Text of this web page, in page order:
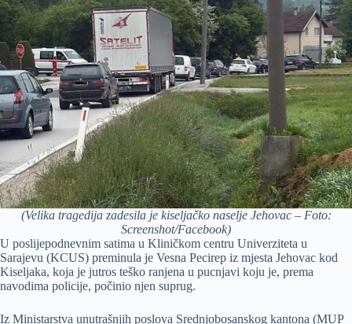
(Velika tragedija zadesila je kiseljačko naselje Jehovac – Foto:
Screenshot/Facebook)
U poslijepodnevnim satima u Kliničkom centru Univerziteta u
Sarajevu (KCUS) preminula je Vesna Pecirep iz mjesta Jehovac kod
Kiseljaka, koja je jutros teško ranjena u pucnjavi koju je, prema
navodima policije, počinio njen suprug.
Iz Ministarstva unutrašnjih poslova Srednjobosanskog kantona (MUP